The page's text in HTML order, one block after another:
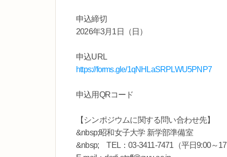
申込締切
2026年3月1日（日）
申込URL
https://forms.gle/1qNHLaSRPLWU5PNP7
申込用QRコード
【シンポジウムに関する問い合わせ先】
&nbsp;昭和女子大学 新学部準備室
&nbsp; TEL：03-3411-7471（平日9:00～